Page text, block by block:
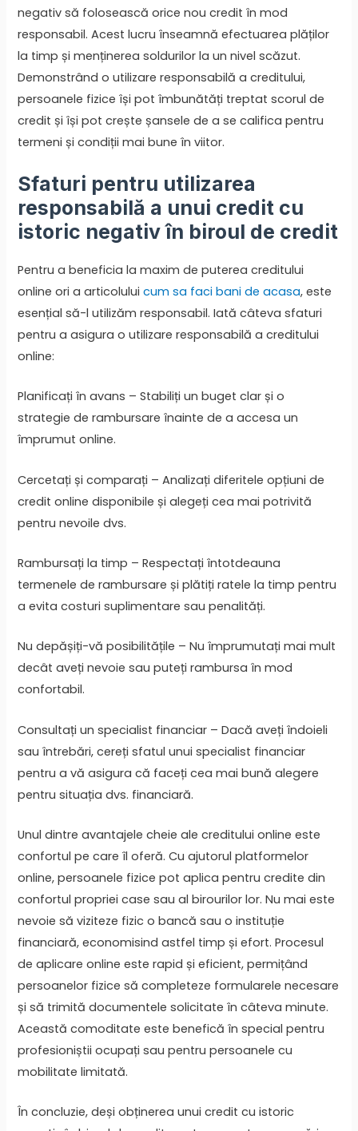
negativ să folosească orice nou credit în mod
responsabil. Acest lucru înseamnă efectuarea plăților
la timp și menținerea soldurilor la un nivel scăzut.
Demonstrând o utilizare responsabilă a creditului,
persoanele fizice își pot îmbunătăți treptat scorul de
credit și își pot crește șansele de a se califica pentru
termeni și condiții mai bune în viitor.
Sfaturi pentru utilizarea
responsabilă a unui credit cu
istoric negativ în biroul de credit
Pentru a beneficia la maxim de puterea creditului
online ori a articoluluicum sa faci bani de acasa, este
esențial să-l utilizăm responsabil. Iată câteva sfaturi
pentru a asigura o utilizare responsabilă a creditului
online:
Planificați în avans – Stabiliți un buget clar și o
strategie de rambursare înainte de a accesa un
împrumut online.
Cercetați și comparați – Analizați diferitele opțiuni de
credit online disponibile și alegeți cea mai potrivită
pentru nevoile dvs.
Rambursați la timp – Respectați întotdeauna
termenele de rambursare și plătiți ratele la timp pentru
a evita costuri suplimentare sau penalități.
Nu depășiți-vă posibilitățile – Nu împrumutați mai mult
decât aveți nevoie sau puteți rambursa în mod
confortabil.
Consultați un specialist financiar – Dacă aveți îndoieli
sau întrebări, cereți sfatul unui specialist financiar
pentru a vă asigura că faceți cea mai bună alegere
pentru situația dvs. financiară.
Unul dintre avantajele cheie ale creditului online este
confortul pe care îl oferă. Cu ajutorul platformelor
online, persoanele fizice pot aplica pentru credite din
confortul propriei case sau al birourilor lor. Nu mai este
nevoie să viziteze fizic o bancă sau o instituție
financiară, economisind astfel timp și efort. Procesul
de aplicare online este rapid și eficient, permițând
persoanelor fizice să completeze formularele necesare
și să trimită documentele solicitate în câteva minute.
Această comoditate este benefică în special pentru
profesioniștii ocupați sau pentru persoanele cu
mobilitate limitată.
În concluzie, deși obținerea unui credit cu istoric